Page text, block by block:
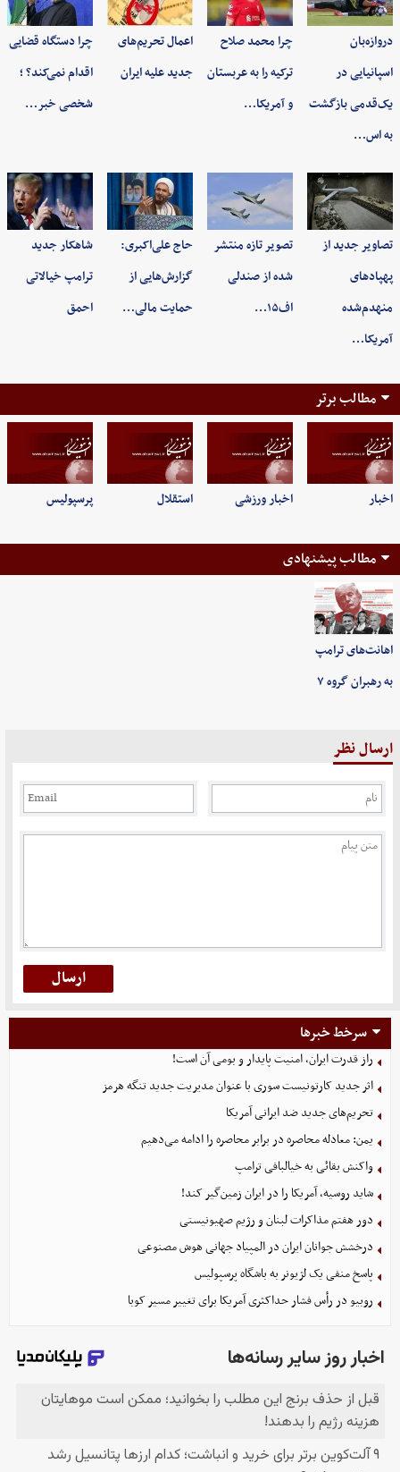
دروازه‌بان
اسپانیایی در
یک‌قدمی بازگشت
به اس…
چرا محمد صلاح
ترکیه را به عربستان
و آمریکا…
اعمال تحریم‌های
جدید علیه ایران
چرا دستگاه قضایی
اقدام نمی‌کند؟ ؛
شخصی خبر…
تصاویر جدید از
پهپادهای
منهدم‌شده
آمریکا…
تصویر تازه منتشر
شده از صندلی
اف۱۵…
حاج علی‌اکبری:
گزارش‌هایی از
حمایت مالی…
شاهکار جدید
ترامپ خیالاتی
احمق
مطالب برتر
اخبار اخبار ورزشی استقلال پرسپولیس
مطالب پیشنهادی
اهانت‌های ترامپ
به رهبران گروه ۷
ارسال نظر
سرخط خبرها
راز قدرت ایران، امنیت پایدار و بومی آن است!
اثر جدید کارتونیست سوری با عنوان مدیریت جدید تنگه هرمز
تحریم‌های جدید ضد ایرانی آمریکا
یمن: معادله محاصره در برابر محاصره را ادامه می‌دهیم
واکنش بقائی به خیالبافی ترامپ
شاید روسیه، آمریکا را در ایران زمین‌گیر کند!
دور هفتم مذاکرات لبنان و رژیم صهیونیستی
درخشش جوانان ایران در المپیاد جهانی هوش مصنوعی
پاسخ منفی یک لژیونر به باشگاه پرسپولیس
روبیو در رأس فشار حداکثری آمریکا برای تغییر مسیر کوبا